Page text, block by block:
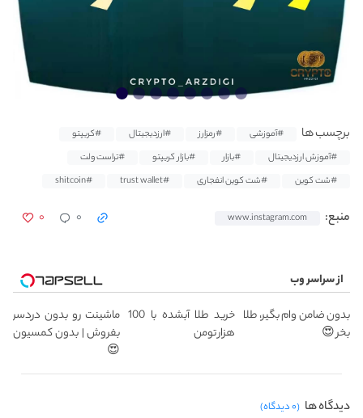
برچسب ها #آموزشی #رمزارز #ارزدیجیتال
#کریپتو
#آموزش ارزدیجیتال
#بازار #بازار کریپتو
#تراست ولت
#شت کوین
#شت کوین انفجاری #trust wallet
#shitcoin
منبع: www.instagram.com ۰ ۰
از سراسر وب
بدون ضامن وام بگیر، طلا
بخر 😍
خرید طلا آبشده با 100
هزار تومن
ماشینت رو بدون دردسر
بفروش | بدون کمسیون
😍
دیدگاه ها (۰ دیدگاه)